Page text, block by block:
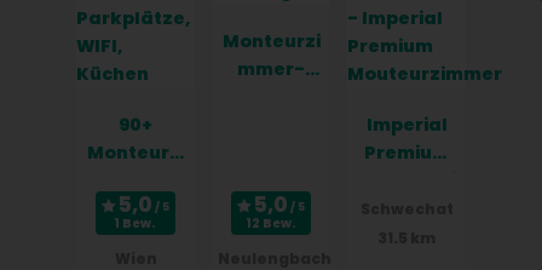
90+
Monteurzi
Wien,
Einzelbett
1 Bew.
Monteurzi
mmer-
12 Bew.
Imperial
Premium